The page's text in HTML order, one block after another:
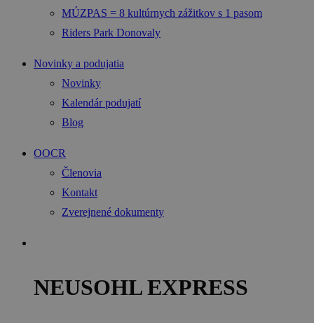
MÚZPAS = 8 kultúrnych zážitkov s 1 pasom
Riders Park Donovaly
Novinky a podujatia
Novinky
Kalendár podujatí
Blog
OOCR
Členovia
Kontakt
Zverejnené dokumenty
NEUSOHL EXPRESS